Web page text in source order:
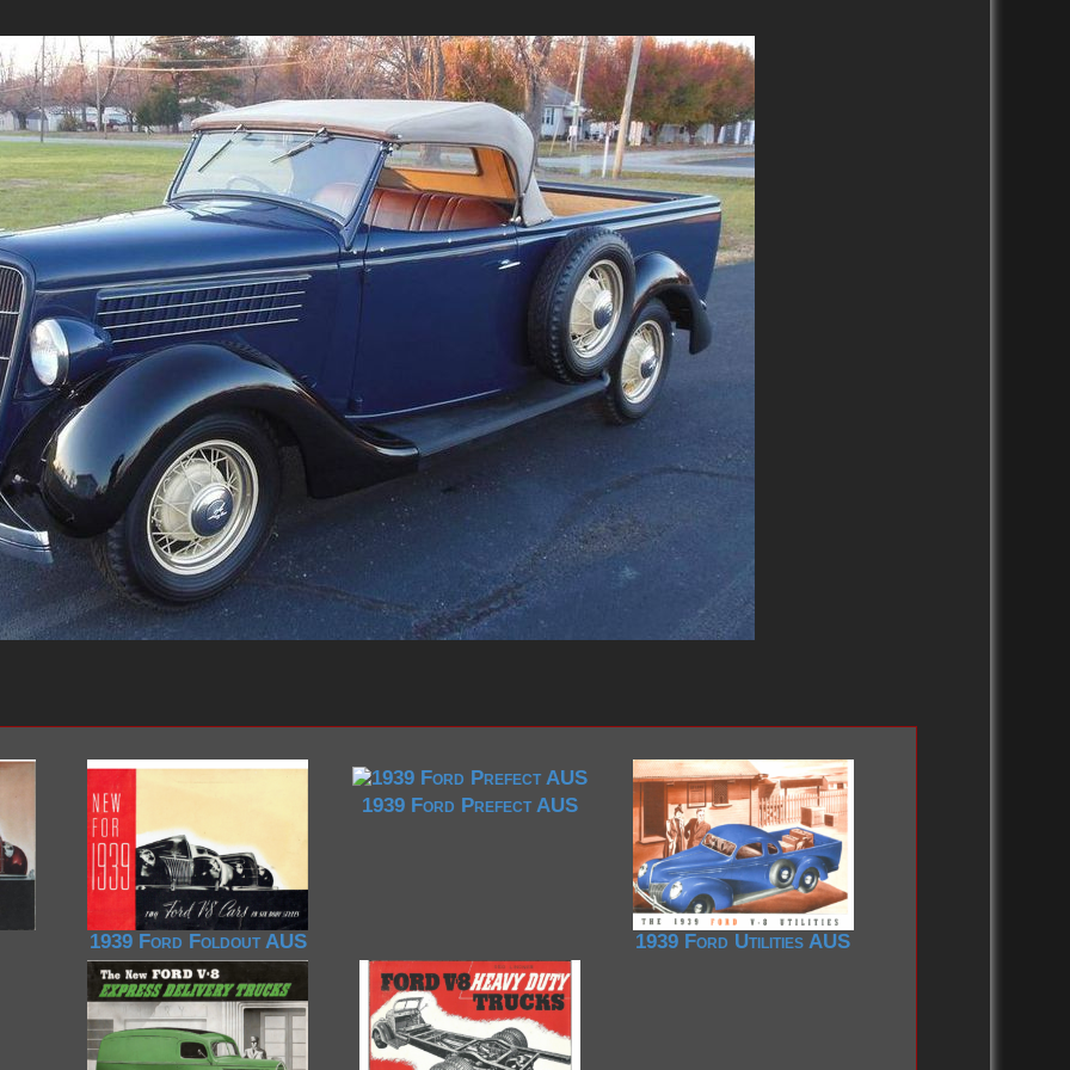
2000–2009
1990-1999
1980-1989
1970-1979
1960-1969
1950-1959
1940-1949
1930-1939
1925-1929
2000-2009
1990-1999
1980-1989
1970-1979
1960-1969
1950-1959
1940-1949
1930-1939
1920-1929
1980-1989
1970-1979
1960-1969
1950-1959
1940-1949
1930-1939
1928-1929
2000 – 2009
1990-1999
1988-1989
1990-1999
1980-1989
1970-1979
1960-1969
1950-1959
1940-1949
1930-1939
1920-1929
1910-1919
1939 Ford Foldout AUS
1939 Ford Prefect AUS
1939 Ford Utilities AUS